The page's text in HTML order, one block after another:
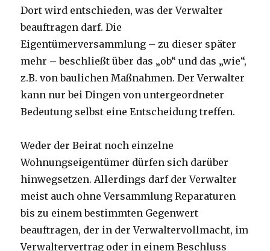
Dort wird entschieden, was der Verwalter
beauftragen darf. Die
Eigentümerversammlung – zu dieser später
mehr – beschließt über das „ob“ und das „wie“,
z.B. von baulichen Maßnahmen. Der Verwalter
kann nur bei Dingen von untergeordneter
Bedeutung selbst eine Entscheidung treffen.
Weder der Beirat noch einzelne
Wohnungseigentümer dürfen sich darüber
hinwegsetzen. Allerdings darf der Verwalter
meist auch ohne Versammlung Reparaturen
bis zu einem bestimmten Gegenwert
beauftragen, der in der Verwaltervollmacht, im
Verwaltervertrag oder in einem Beschluss